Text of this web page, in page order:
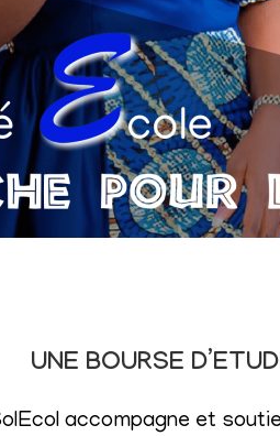
UNE BOURSE
accompagne et